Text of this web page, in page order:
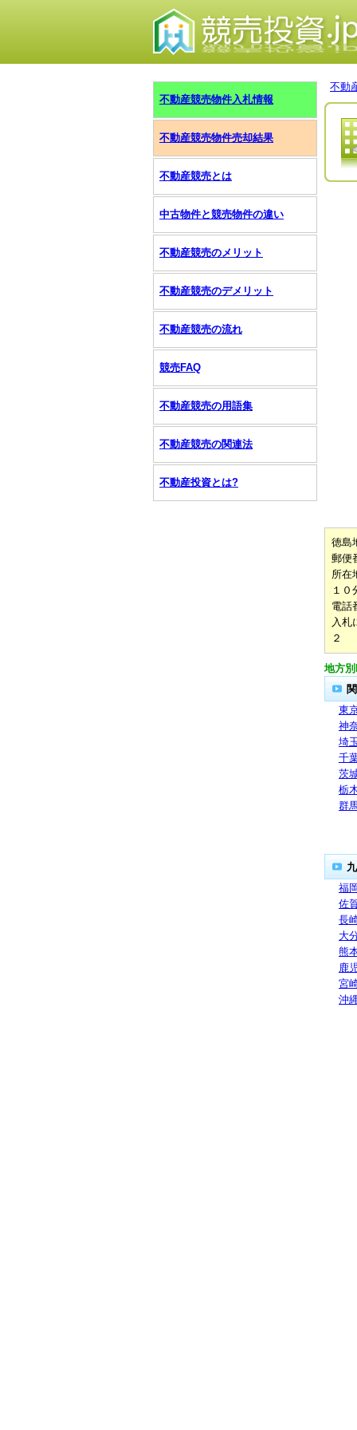
不動
徳島
郵便
所在
１０
電話
入札
２
地方
東
神
埼
千
茨
栃
群
福
佐
長
大
熊
鹿
宮
沖
不動産競売物件入札情報
不動産競売物件売却結果
不動産競売とは
中古物件と競売物件の違い
不動産競売のメリット
不動産競売のデメリット
不動産競売の流れ
競売FAQ
不動産競売の用語集
不動産競売の関連法
不動産投資とは?